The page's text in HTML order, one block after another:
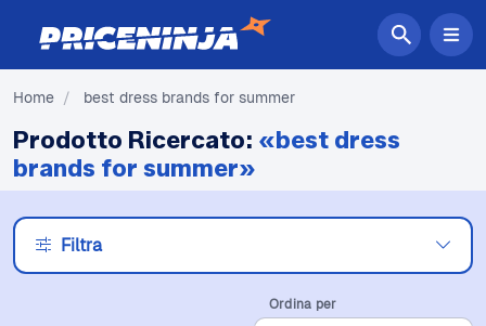
Home / best dress brands for summer
Prodotto Ricercato: «best dress
brands for summer»
Filtra
Ordina per